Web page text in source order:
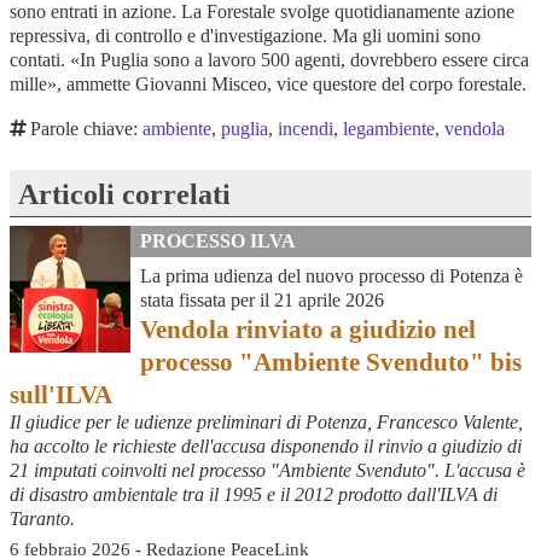
sono entrati in azione. La Forestale svolge quotidianamente azione
repressiva, di controllo e d'investigazione. Ma gli uomini sono
contati. «In Puglia sono a lavoro 500 agenti, dovrebbero essere circa
mille», ammette Giovanni Misceo, vice questore del corpo forestale.
Parole chiave:ambiente,puglia,incendi,legambiente,vendola
Articoli correlati
PROCESSO ILVA
La prima udienza del nuovo processo di Potenza è
stata fissata per il 21 aprile 2026
Vendola rinviato a giudizio nel
processo "Ambiente Svenduto" bis
sull'ILVA
Il giudice per le udienze preliminari di Potenza, Francesco Valente,
ha accolto le richieste dell'accusa disponendo il rinvio a giudizio di
21 imputati coinvolti nel processo "Ambiente Svenduto". L'accusa è
di disastro ambientale tra il 1995 e il 2012 prodotto dall'ILVA di
Taranto.
6 febbraio 2026 - Redazione PeaceLink